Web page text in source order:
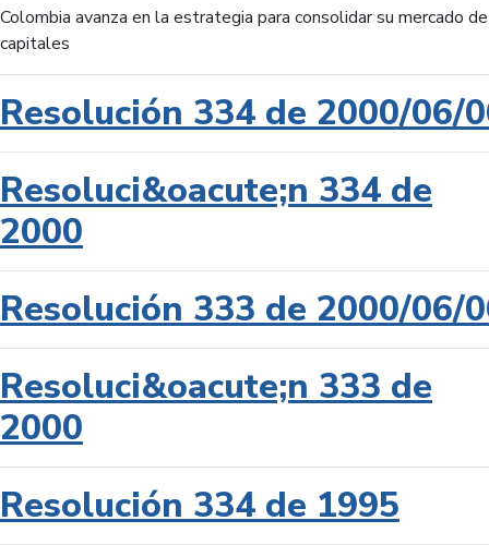
Colombia avanza en la estrategia para consolidar su mercado de
capitales
Resolución 334 de 2000/06/
Resoluci&oacute;n 334 de
2000
Resolución 333 de 2000/06/
Resoluci&oacute;n 333 de
2000
Resolución 334 de 1995